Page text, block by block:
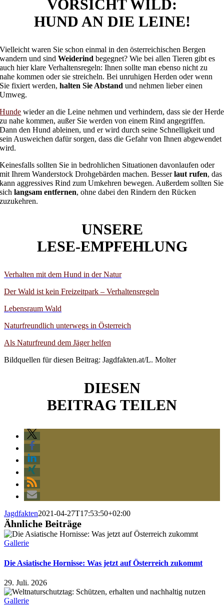
VORSICHT WILD:
HUND AN DIE LEINE!
Vielleicht waren Sie schon einmal in den österreichischen Bergen
wandern und sindWeiderind begegnet? Wie bei allen Tieren gibt es
auch hier klare Verhaltensregeln: Ihnen sollte man ebenso nicht zu
nahe kommen oder sie streicheln. Bei unruhigen Herden oder wenn
Sie fixiert werden,halten Sie Abstand und nehmen lieber einen
Umweg.
Hunde wieder an die Leine nehmen und verhindern, dass sie der Herde
zu nahe kommen, außer Sie werden von einem Rind angegriffen.
Dann den Hund ableinen, und er wird durch seine Schnelligkeit und
sein Ausweichen dafür sorgen, dass die Gefahr von Ihnen abgewendet
wird.
Keinesfalls sollten Sie in bedrohlichen Situationen davonlaufen oder
mit Ihrem Wanderstock Drohgebärden machen. Besserlaut rufen, das
kann aggressives Rind zum Umkehren bewegen. Außerdem sollten Sie
sichlangsam entfernen, ohne dabei den Rindern den Rücken
zuzukehren.
UNSERE
LESE-EMPFEHLUNG
Verhalten mit dem Hund in der Natur
Der Wald ist kein Freizeitpark – Verhaltensregeln
Lebensraum Wald
Naturfreundlich unterwegs in Österreich
Als Naturfreund dem Jäger helfen
Bildquellen für diesen Beitrag: Jagdfakten.at/L. Molter
DIESEN
BEITRAG TEILEN
Jagdfakten2021-04-27T17:53:50+02:00
Ähnliche Beiträge
Gallerie
Die Asiatische Hornisse: Was jetzt auf Österreich zukommt
29. Juli. 2026
Gallerie